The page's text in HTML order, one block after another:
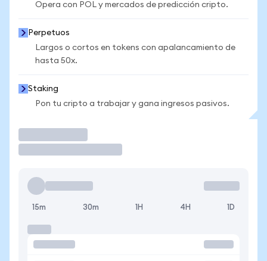
Opera con POL y mercados de predicción cripto.
Perpetuos
Largos o cortos en tokens con apalancamiento de
hasta 50x.
Staking
Pon tu cripto a trabajar y gana ingresos pasivos.
15m 30m 1H 4H 1D